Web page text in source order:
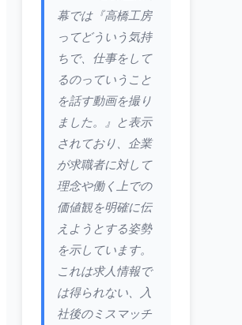
幕では『高橋工房
ってどういう気持
ちで、仕事をして
るのっていうこと
を話す動画を撮り
ました。』と表示
されており、企業
が求職者に対して
理念や働く上での
価値観を明確に伝
えようとする姿勢
を示しています。
これは求人情報で
は得られない、入
社後のミスマッチ